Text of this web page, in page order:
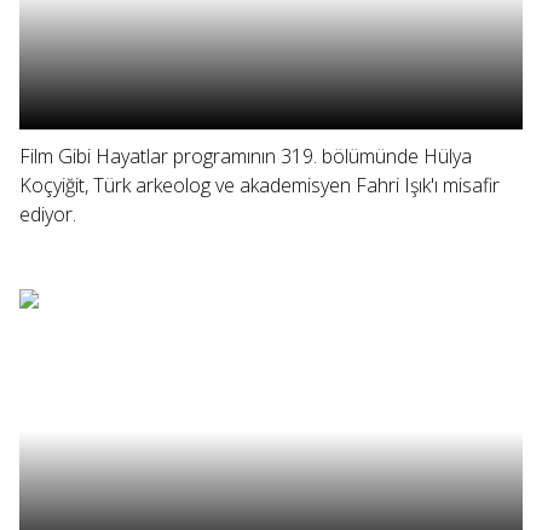
Film Gibi Hayatlar programının 319. bölümünde Hülya
Koçyiğit, Türk arkeolog ve akademisyen Fahri Işık'ı misafir
ediyor.